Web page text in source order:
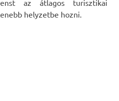
az átlagos turisztikai
helyzetbe hozni.